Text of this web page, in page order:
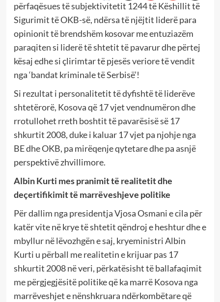
përfaqësues të subjektivitetit 1244 të Këshillit të
Sigurimit të OKB-së, ndërsa të njëjtit liderë para
opinionit të brendshëm kosovar me entuziazëm
paraqiten si liderë të shtetit të pavarur dhe përtej
kësaj edhe si çlirimtar të pjesës veriore të vendit
nga ‘bandat kriminale të Serbisë’!
Si rezultat i personalitetit të dyfishtë të liderëve
shtetërorë, Kosova që 17 vjet vendnumëron dhe
rrotullohet rreth boshtit të pavarësisë së 17
shkurtit 2008, duke i kaluar 17 vjet pa njohje nga
BE dhe OKB, pa mirëqenje qytetare dhe pa asnjë
perspektivë zhvillimore.
Albin Kurti mes pranimit të realitetit dhe
deçertifikimit të marrëveshjeve politike
Për dallim nga presidentja Vjosa Osmani e cila për
katër vite në krye të shtetit qëndroj e heshtur dhe e
mbyllur në lëvozhgën e saj, kryeministri Albin
Kurti u përball me realitetin e krijuar pas 17
shkurtit 2008 në veri, përkatësisht të ballafaqimit
me përgjegjësitë politike që ka marrë Kosova nga
marrëveshjet e nënshkruara ndërkombëtare që